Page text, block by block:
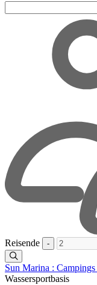
Reisende -
Sun Marina : Campings
Wassersportbasis